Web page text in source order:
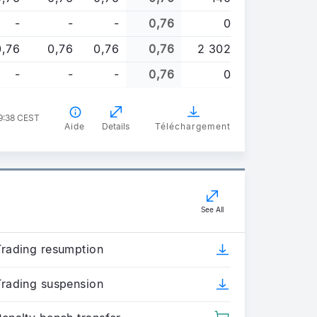
-
- - 0,76
0
0,76 0,76 0,76
2 302
-
- - 0,76 0
CEST
Aide
Details Téléchargement
See All
resumption
suspension